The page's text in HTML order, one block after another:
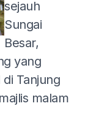
sejauh
Sungai
Besar,
yang
Tanjung
malam